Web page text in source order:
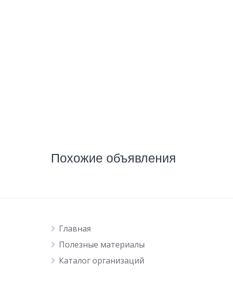
Похожие объявления
Главная
Полезные материалы
Каталог организаций